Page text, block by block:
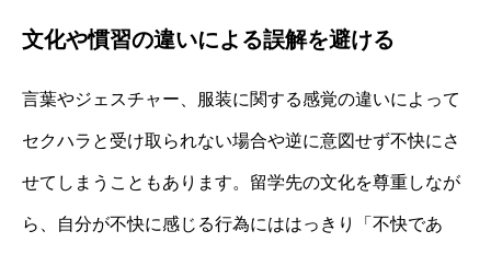
文化や慣習の違いによる誤解を避ける
言葉やジェスチャー、服装に関する感覚の違いによって
セクハラと受け取られない場合や逆に意図せず不快にさ
せてしまうこともあります。留学先の文化を尊重しなが
ら、自分が不快に感じる行為にははっきり「不快であ